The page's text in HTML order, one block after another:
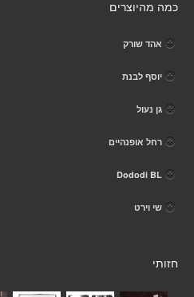
כמה מהיוצרים
אהד שורק
יוסף לבנת
גן נעול
רחל אופנהיים
Dododi BL
שי וירט
חזותי